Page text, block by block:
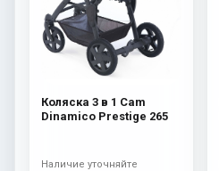
Коляска 3 в 1 Cam
Dinamico Prestige 265
Наличие уточняйте